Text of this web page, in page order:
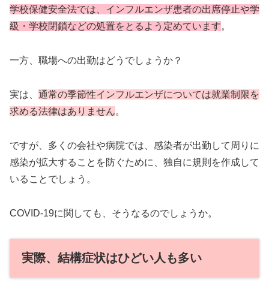
学校保健安全法では、インフルエンザ患者の出席停止や学
級・学校閉鎖などの処置をとるよう定めています。
一方、職場への出勤はどうでしょうか？
実は、 通常の季節性インフルエンザについては就業制限を
求める法律はありません。
ですが、多くの会社や病院では、感染者が出勤して周りに
感染が拡大することを防ぐために、独自に規則を作成して
いることでしょう。
COVID-19に関しても、そうなるのでしょうか。
実際、結構症状はひどい人も多い